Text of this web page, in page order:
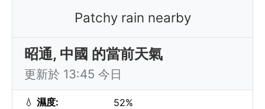
Patchy rain nearby
昭通, 中國 的當前天氣
更新於 13:45 今日
💧 濕度: 52%